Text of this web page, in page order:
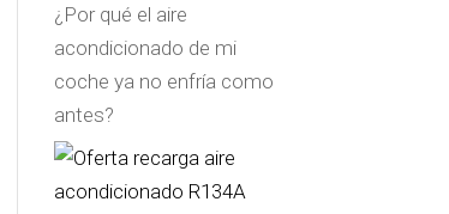
¿Por qué el aire
acondicionado de mi
coche ya no enfría como
antes?